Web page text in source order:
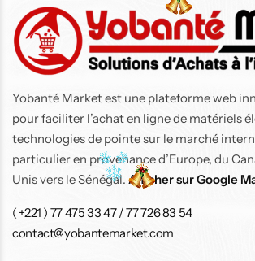
Yobanté Market est une plateforme web
pour faciliter l’achat en ligne de matériels
technologies de pointe sur le marché
particulier en provenance d’Europe, du
Unis vers le Sénégal. Afficher sur Google
( +221 ) 77 475 33 47 / 77 726 83 54
contact@yobantemarket.com